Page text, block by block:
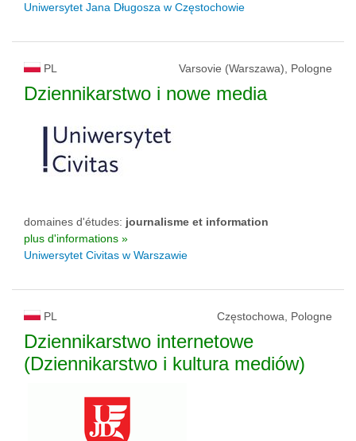
Uniwersytet Jana Długosza w Częstochowie
PL Varsovie (Warszawa), Pologne
Dziennikarstwo i nowe media
domaines d'études: journalisme et information
plus d'informations »
Uniwersytet Civitas w Warszawie
PL Częstochowa, Pologne
Dziennikarstwo internetowe
(Dziennikarstwo i kultura mediów)